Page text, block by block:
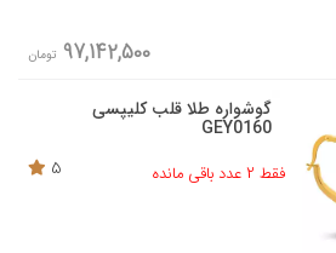
97,142,500 تومان
گوشواره طلا قلب کلیپسی
GEY0160
فقط 2 عدد باقی مانده
5